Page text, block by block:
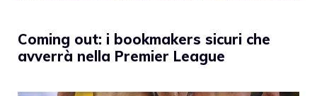
Coming out: i bookmakers sicuri che
avverrà nella Premier League